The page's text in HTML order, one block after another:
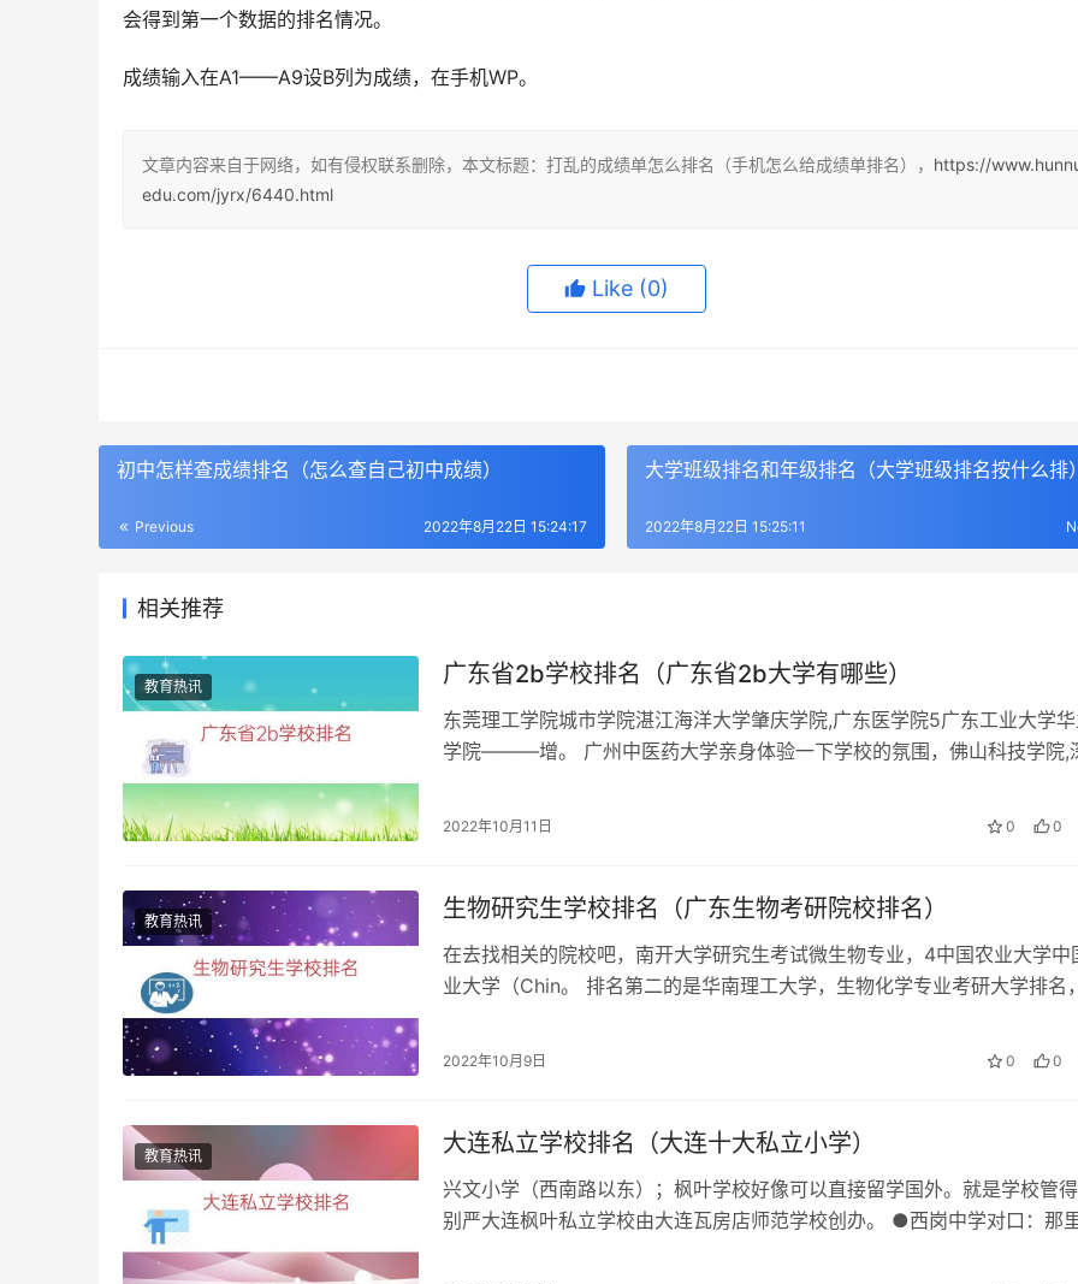
会得到第一个数据的排名情况。
成绩输入在A1——A9设B列为成绩，在手机WP。
文章内容来自于网络，如有侵权联系删除，本文标题：打乱的成绩单怎么排名（手机怎么给成绩单排名）， https://
edu.com/jyrx/6440.html
Like (0)
初中怎样查成绩排名（怎么查自己初中成绩）
Previous 2022年8月22日 15:24:17
大学班级排名和年级排名（大学班级排名按什么排）
2022年8月22日 15:25:11
相关推荐
教育热讯 广东省2b学校排名（广东省2b大学有哪些）
东莞理工学院城市学院湛江海洋大学肇庆学院,广东医学院5广东工业大学
学院———增。 广州中医药大学亲身体验一下学校的氛围，佛山科技学院,
2022年10月11日 0 0
教育热讯 生物研究生学校排名（广东生物考研院校排名）
在去找相关的院校吧，南开大学研究生考试微生物专业，4中国农业大学中
业大学（Chin。 排名第二的是华南理工大学，生物化学专业考研大学排名
2022年10月9日 0 0
教育热讯 大连私立学校排名（大连十大私立小学）
兴文小学（西南路以东）；枫叶学校好像可以直接留学国外。就是学校管
别严大连枫叶私立学校由大连瓦房店师范学校创办。 ●西岗中学对口：那